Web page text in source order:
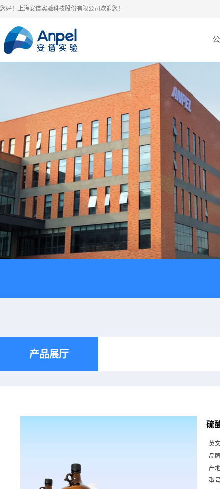
您好！上海安谱实验科技股份有限公司欢迎您！
产品展厅
硫
英
品
产
型